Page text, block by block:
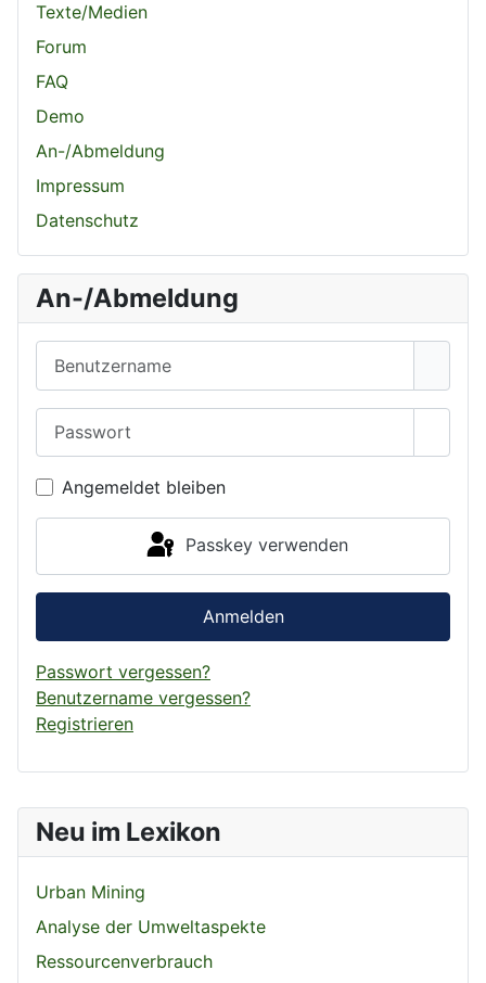
Neu im Lexikon
Urban Mining
Analyse der Umweltaspekte
Ressourcenverbrauch
Texte/Medien
Forum
FAQ
Demo
An-/Abmeldung
Impressum
Datenschutz
An-/Abmeldung
Angemeldet bleiben
Passkey verwenden
Anmelden
Passwort vergessen?
Benutzername vergessen?
Registrieren